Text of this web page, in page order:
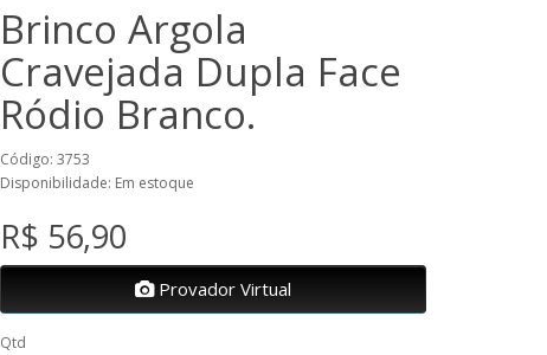
Brinco Argola
Cravejada Dupla Face
Ródio Branco.
Código: 3753
Disponibilidade: Em estoque
R$ 56,90
Provador Virtual
Qtd